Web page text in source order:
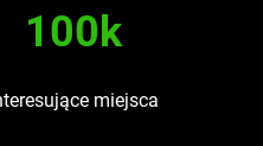
100k
miejsca